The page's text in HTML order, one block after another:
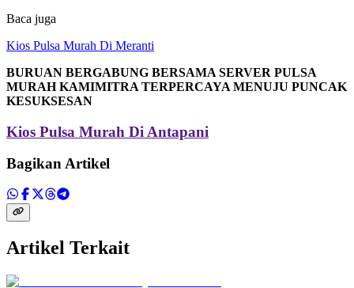
Baca juga
Kios Pulsa Murah Di Meranti
BURUAN BERGABUNG BERSAMA SERVER PULSA
MURAH KAMIMITRA TERPERCAYA MENUJU PUNCAK
KESUKSESAN
Kios Pulsa Murah Di Antapani
Bagikan Artikel
Artikel Terkait